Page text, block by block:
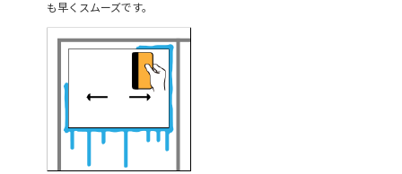
も早くスムーズです。